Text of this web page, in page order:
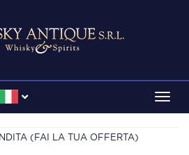
(FAI LA TUA OFFERTA)